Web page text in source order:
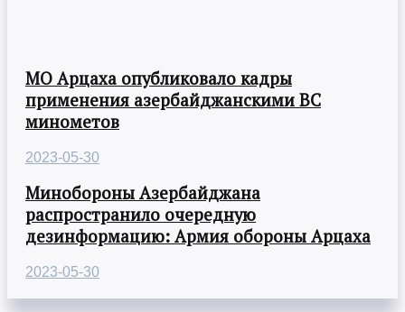
МО Арцаха опубликовало кадры
применения азербайджанскими ВС
минометов
2023-05-30
Минобороны Азербайджана
распространило очередную
дезинформацию: Армия обороны Арцаха
2023-05-30